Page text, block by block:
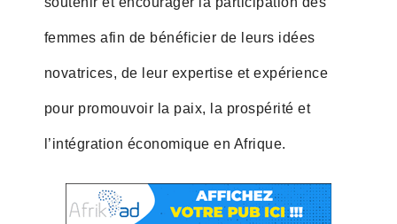
femmes afin de bénéficier de leurs idées
novatrices, de leur expertise et expérience
pour promouvoir la paix, la prospérité et
l’intégration économique en Afrique.